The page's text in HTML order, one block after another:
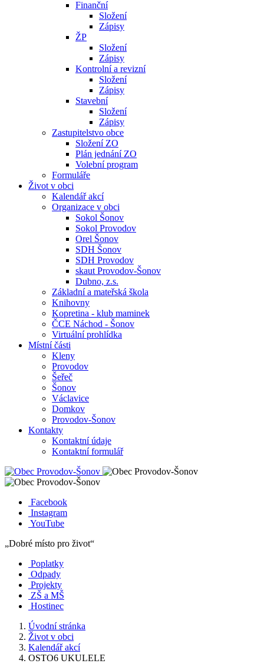
Finanční
Složení
Zápisy
ŽP
Složení
Zápisy
Kontrolní a revizní
Složení
Zápisy
Stavební
Složení
Zápisy
Zastupitelstvo obce
Složení ZO
Plán jednání ZO
Volební program
Formuláře
Život v obci
Kalendář akcí
Organizace v obci
Sokol Šonov
Sokol Provodov
Orel Šonov
SDH Šonov
SDH Provodov
skaut Provodov-Šonov
Dubno, z.s.
Základní a mateřská škola
Knihovny
Kopretina - klub maminek
ČCE Náchod - Šonov
Virtuální prohlídka
Místní části
Kleny
Provodov
Šeřeč
Šonov
Václavice
Domkov
Provodov-Šonov
Kontakty
Kontaktní údaje
Kontaktní formulář
Facebook
Instagram
YouTube
„Dobré místo pro život“
Poplatky
Odpady
Projekty
ZŠ a MŠ
Hostinec
Úvodní stránka
Život v obci
Kalendář akcí
OSTO6 UKULELE